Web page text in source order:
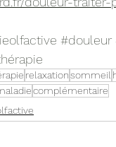
#douleur
relaxationsommeil
complémentaire